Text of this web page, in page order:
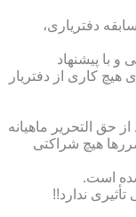
دفتریاری،
و با پیشنهاد
کاری از دفتریار
درآمد شریک است (15 درصد از حق التحریر ماهیانه
هیچ شراکتی
است.
ندارد!!